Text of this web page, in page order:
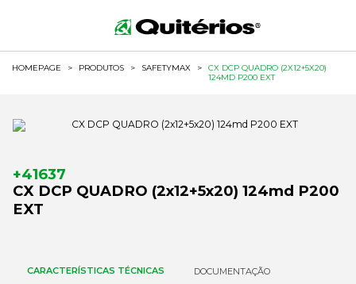
HOMEPAGE > PRODUTOS > SAFETYMAX >
CX DCP QUADRO (2X12+5X20)
124MD P200 EXT
+41637
CX DCP QUADRO (2x12+5x20) 124md P200
EXT
CARACTERÍSTICAS TÉCNICAS DOCUMENTAÇÃO